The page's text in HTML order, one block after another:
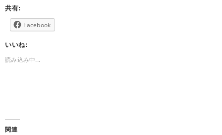
共有:
Facebook
いいね:
読み込み中...
関連